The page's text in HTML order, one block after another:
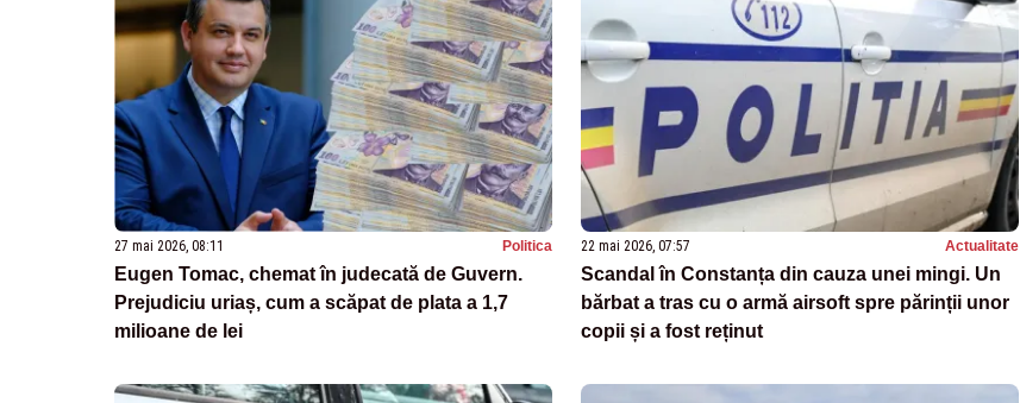
27 mai 2026, 08:11 Politica
Eugen Tomac, chemat în judecată de Guvern.
Prejudiciu uriaș, cum a scăpat de plata a 1,7
milioane de lei
22 mai 2026, 07:57 Actualitate
Scandal în Constanța din cauza unei mingi. Un
bărbat a tras cu o armă airsoft spre părinții unor
copii și a fost reținut